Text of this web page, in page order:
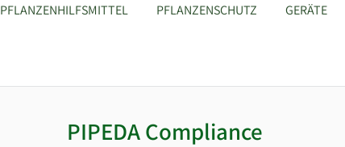
PFLANZENHILFSMITTEL PFLANZENSCHUTZ GERÄTE
PIPEDA Compliance